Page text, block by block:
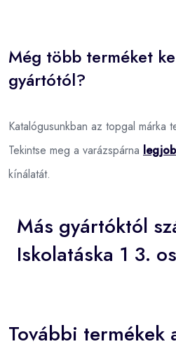
Még több terméket
gyártótól?
Katalógusunkban az topgal márka
Tekintse meg a varázspárna
kínálatát.
Más gyártóktól
Iskolatáska 1 3.
További